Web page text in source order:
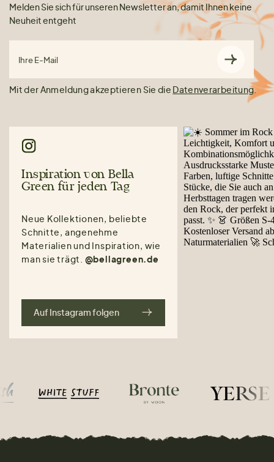
Melden Sie sich für unseren Newsletter an, damit Ihnen keine
Neuheit entgeht
Ihre E-Mail
Mit der Anmeldung akzeptieren Sie die Datenverarbeitung.
Inspiration von Bella
Green für jeden Tag
Neue Kollektionen, beliebte
Schnitte, angenehme
Materialien und Inspiration, wie
man sie trägt. @bellagreen.de
Auf Instagram folgen